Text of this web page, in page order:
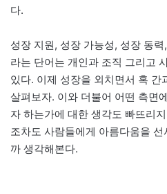
다.
성장 지원, 성장 가능성, 성장 동
라는 단어는 개인과 조직 그리고
있다. 이제 성장을 외치면서 혹 간
살펴보자. 이와 더불어 어떤 측면
자 하는가에 대한 생각도 빠뜨리
조차도 사람들에게 아름다움을
까 생각해본다.